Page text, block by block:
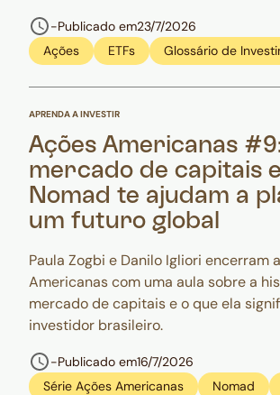
-Publicado em23/7/2026
Ações
ETFs Glossário de
APRENDA A INVESTIR
Ações Americanas
mercado de capitais
Nomad te ajudam a
um futuro global
Paula Zogbi e Danilo Igliori encerram
Americanas com uma aula sobre a
mercado de capitais e o que ela
investidor brasileiro.
-Publicado em16/7/2026
Série Ações Americanas
Nomad